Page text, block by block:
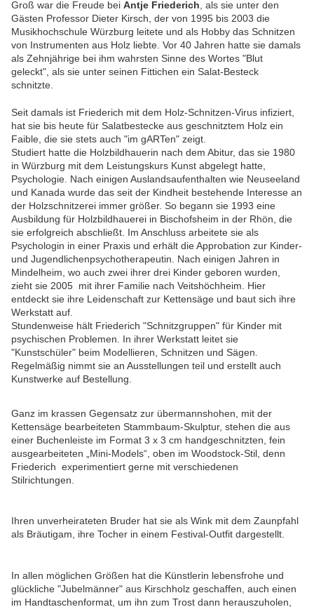
Groß war die Freude bei Antje Friederich , als sie unter den
Gästen Professor Dieter Kirsch, der von 1995 bis 2003 die
Musikhochschule Würzburg leitete und als Hobby das Schnitzen
von Instrumenten aus Holz liebte. Vor 40 Jahren hatte sie damals
als Zehnjährige bei ihm wahrsten Sinne des Wortes "Blut
geleckt", als sie unter seinen Fittichen ein Salat-Besteck
schnitzte.
Seit damals ist Friederich mit dem Holz-Schnitzen-Virus infiziert,
hat sie bis heute für Salatbestecke aus geschnitztem Holz ein
Faible, die sie stets auch "im gARTen" zeigt.
Studiert hatte die Holzbildhauerin nach dem Abitur, das sie 1980
in Würzburg mit dem Leistungskurs Kunst abgelegt hatte,
Psychologie. Nach einigen Auslandsaufenthalten wie Neuseeland
und Kanada wurde das seit der Kindheit bestehende Interesse an
der Holzschnitzerei immer größer. So begann sie 1993 eine
Ausbildung für Holzbildhauerei in Bischofsheim in der Rhön, die
sie erfolgreich abschließt. Im Anschluss arbeitete sie als
Psychologin in einer Praxis und erhält die Approbation zur Kinder-
und Jugendlichenpsychotherapeutin. Nach einigen Jahren in
Mindelheim, wo auch zwei ihrer drei Kinder geboren wurden,
zieht sie 2005 mit ihrer Familie nach Veitshöchheim. Hier
entdeckt sie ihre Leidenschaft zur Kettensäge und baut sich ihre
Werkstatt auf.
Stundenweise hält Friederich "Schnitzgruppen" für Kinder mit
psychischen Problemen. In ihrer Werkstatt leitet sie
"Kunstschüler" beim Modellieren, Schnitzen und Sägen.
Regelmäßig nimmt sie an Ausstellungen teil und erstellt auch
Kunstwerke auf Bestellung.
Ganz im krassen Gegensatz zur übermannshohen, mit der
Kettensäge bearbeiteten Stammbaum-Skulptur, stehen die aus
einer Buchenleiste im Format 3 x 3 cm handgeschnitzten, fein
ausgearbeiteten „Mini-Models“, oben im Woodstock-Stil, denn
Friederich experimentiert gerne mit verschiedenen
Stilrichtungen.
Ihren unverheirateten Bruder hat sie als Wink mit dem Zaunpfahl
als Bräutigam, ihre Tocher in einem Festival-Outfit dargestellt.
In allen möglichen Größen hat die Künstlerin lebensfrohe und
glückliche "Jubelmänner" aus Kirschholz geschaffen, auch einen
im Handtaschenformat, um ihn zum Trost dann herauszuholen,